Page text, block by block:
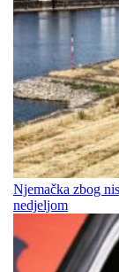
Njemačka zbog
nedjeljom